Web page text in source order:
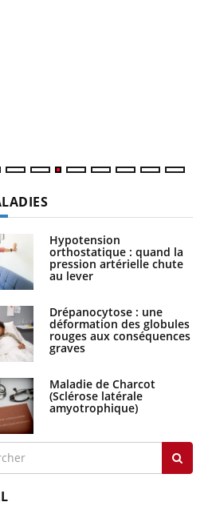
Hypotension
orthostatique : quand la
pression artérielle chute
au lever
Drépanocytose : une
déformation des globules
rouges aux conséquences
graves
Maladie de Charcot
(Sclérose latérale
amyotrophique)